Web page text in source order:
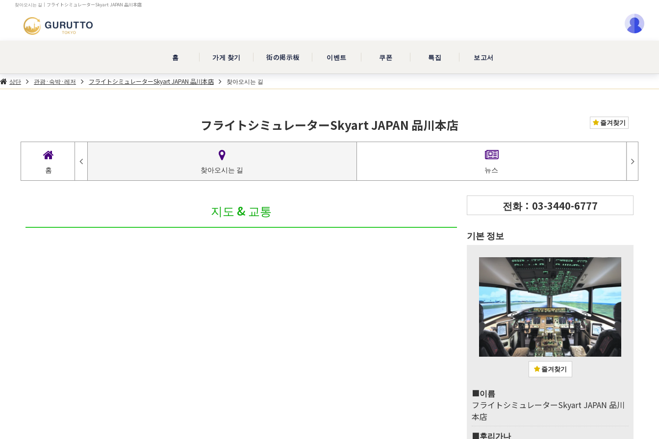
찾아오시는 길｜フライトシミュレーターSkyart JAPAN 品川本店
홈 가게 찾기 街の掲示板 이벤트 쿠폰 특집 보고서
상단 관광·숙박·레저 フライトシミュレーターSkyart JAPAN 品川本店 찾아오시는 길
フライトシミュレーターSkyart JAPAN 品川本店 즐겨찾기
홈 찾아오시는 길 뉴스
지도 & 교통 전화：03-3440-6777
기본 정보
즐겨찾기
■이름
フライトシミュレーターSkyart JAPAN 品川
本店
■후리가나